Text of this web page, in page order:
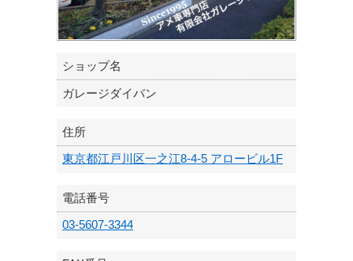
ショップ名
ガレージダイバン
住所
東京都江戸川区一之江8-4-5 アロービル1F
電話番号
03-5607-3344